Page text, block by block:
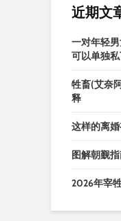
近期文
一对年轻
可以单独
牲畜(艾奈
释
这样的离
图解朝觐
2026年宰